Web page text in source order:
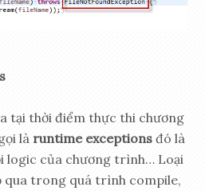
tại thời điểm thực thi chương
là runtime exceptions đó là
logic của chương trình… Loại
qua trong quá trình compile,